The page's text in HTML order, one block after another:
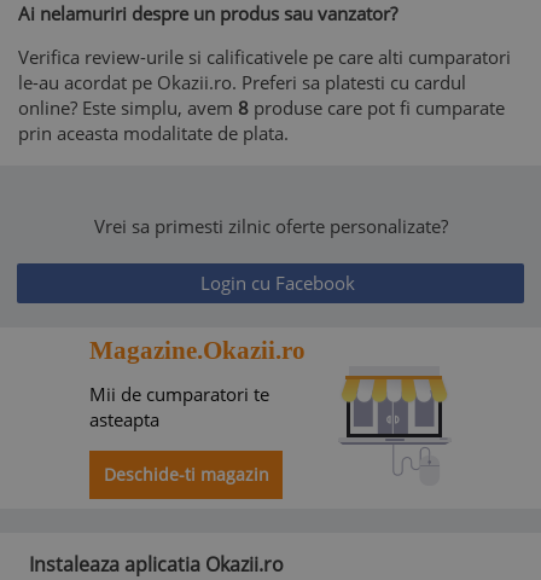
Ai nelamuriri despre un produs sau vanzator?
Verifica review-urile si calificativele pe care alti cumparatori
le-au acordat pe Okazii.ro. Preferi sa platesti cu cardul
online? Este simplu, avem 8 produse care pot fi cumparate
prin aceasta modalitate de plata.
Vrei sa primesti zilnic oferte personalizate?
Login cu Facebook
Magazine.Okazii.ro
Mii de cumparatori te
asteapta
Deschide-ti magazin
Instaleaza aplicatia Okazii.ro